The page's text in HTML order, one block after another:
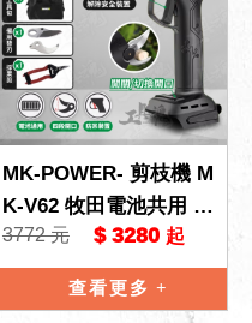
MK-POWER- 剪枝機 M
K-V62 牧田電池共用 18
V 四段 電動剪刀 樹枝
剪 採果剪 樹
3772 元 $ 3280 起
查看更多